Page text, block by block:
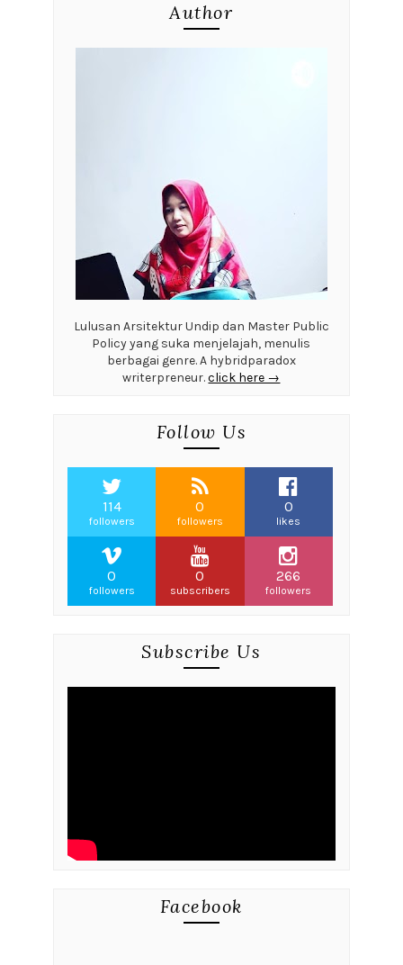
Author
Lulusan Arsitektur Undip dan Master Public
Policy yang suka menjelajah, menulis
berbagai genre. A hybridparadox
writerpreneur.click here →
Follow Us
114
followers
0
followers
0
likes
0
followers
0
subscribers
266
followers
Subscribe Us
Facebook